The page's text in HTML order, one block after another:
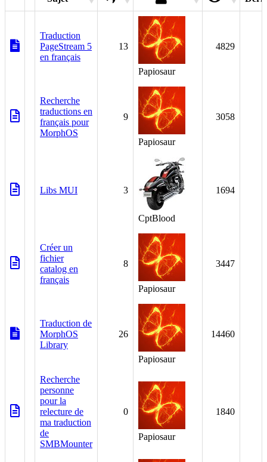
Traduction
PageStream 5
en français
13
Papiosaur
4829
Recherche
traductions en
français pour
MorphOS
9
Papiosaur
3058
Libs MUI 3
CptBlood
1694
Créer un
fichier
catalog en
français
8
Papiosaur
3447
Traduction de
MorphOS
Library
26
Papiosaur
14460
Recherche
personne
pour la
relecture de
ma traduction
de
SMBMounter
0
Papiosaur
1840